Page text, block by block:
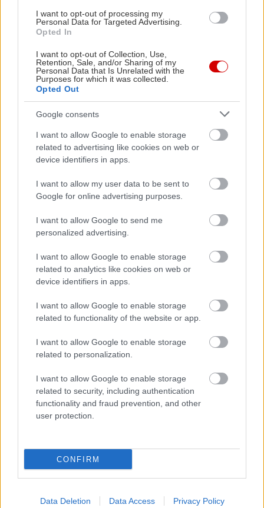
I want to opt-out of processing my
Personal Data for Targeted Advertising.
Opted In
I want to opt-out of Collection, Use,
Retention, Sale, and/or Sharing of my
Personal Data that Is Unrelated with the
Purposes for which it was collected.
Opted Out
Google consents
I want to allow Google to enable storage
related to advertising like cookies on web or
device identifiers in apps.
I want to allow my user data to be sent to
Google for online advertising purposes.
I want to allow Google to send me
personalized advertising.
I want to allow Google to enable storage
related to analytics like cookies on web or
device identifiers in apps.
I want to allow Google to enable storage
related to functionality of the website or app.
I want to allow Google to enable storage
related to personalization.
I want to allow Google to enable storage
related to security, including authentication
functionality and fraud prevention, and other
user protection.
CONFIRM
Data Deletion Data Access Privacy Policy
in2life team
Γεννήθηκε τον Νοέμβριο του 2005, βρήκε τον δρόμο της
(μαζί με την έμπνευση) στα στενά της Αθήνας, κι από τότε
μέχρι σήμερα δεν έχει σταματήσει να μεγαλώνει.
με τον ίδιο ενθουσιασμό για τα ταξίδια της, τα νέα της
ημέρας, τα θέατρα της πόλης, τις παλαβομάρες του ίντερνετ
πως μόνο ό,τι αξίζει γίνεται byte.